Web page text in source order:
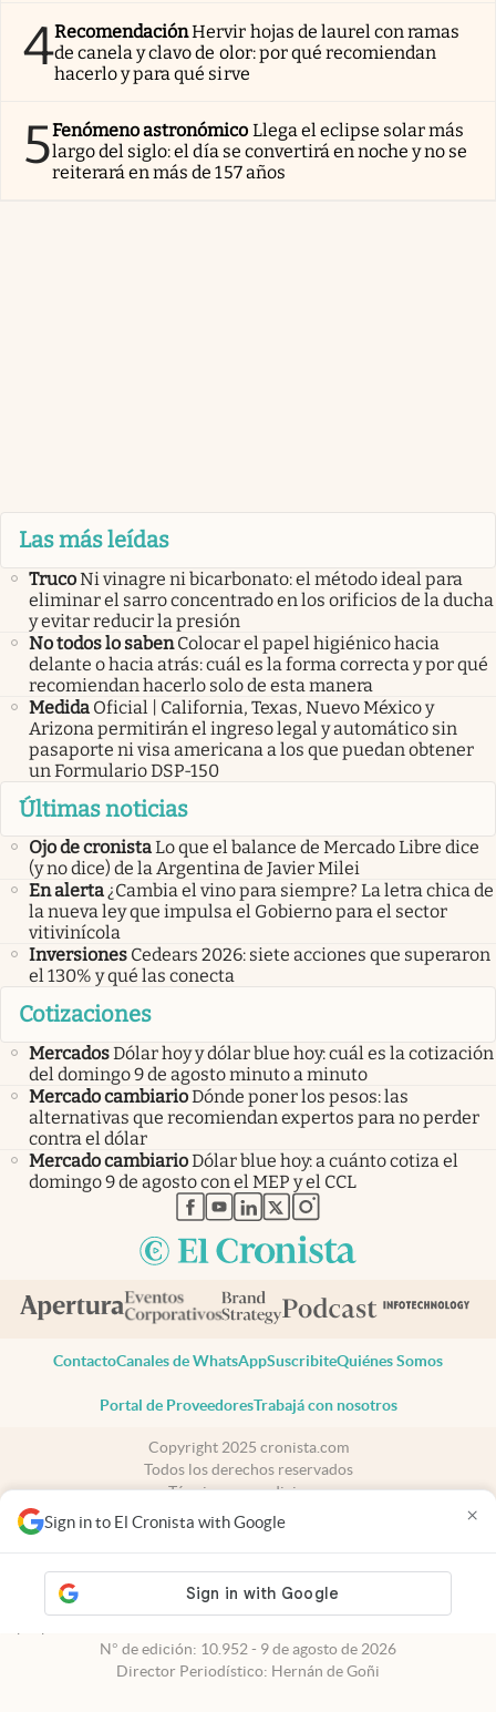
Sign in to El Cronista with Google ×
4RecomendaciónHervir hojas de laurel con ramas
de canela y clavo de olor: por qué recomiendan
hacerlo y para qué sirve
5Fenómeno astronómico Llega el eclipse solar más
largo del siglo: el día se convertirá en noche y no se
reiterará en más de 157 años
Las más leídas
TrucoNi vinagre ni bicarbonato: el método ideal para
eliminar el sarro concentrado en los orificios de la ducha
y evitar reducir la presión
No todos lo saben Colocar el papel higiénico hacia
delante o hacia atrás: cuál es la forma correcta y por qué
recomiendan hacerlo solo de esta manera
Medida Oficial | California, Texas, Nuevo México y
Arizona permitirán el ingreso legal y automático sin
pasaporte ni visa americana a los que puedan obtener
un Formulario DSP-150
Últimas noticias
Ojo de cronistaLo que el balance de Mercado Libre dice
(y no dice) de la Argentina de Javier Milei
En alerta¿Cambia el vino para siempre? La letra chica de
la nueva ley que impulsa el Gobierno para el sector
vitivinícola
Inversiones Cedears 2026: siete acciones que superaron
el 130% y qué las conecta
Cotizaciones
MercadosDólar hoy y dólar blue hoy: cuál es la cotización
del domingo 9 de agosto minuto a minuto
Mercado cambiarioDónde poner los pesos: las
alternativas que recomiendan expertos para no perder
contra el dólar
Mercado cambiarioDólar blue hoy: a cuánto cotiza el
domingo 9 de agosto con el MEP y el CCL
abre en nueva pestaña
abre en nueva pestaña
abre en nueva pestaña
abre en nueva pestaña
abre en nueva pestaña
ContactoCanales de WhatsAppSuscribiteQuiénes Somos
Portal de ProveedoresTrabajá con nosotros
Copyright 2025 cronista.com
Todos los derechos reservados
Términos y condiciones
Privacidad
Consentimiento
cronista.com
es propiedad de El Cronista Comercial S.A Registro de
N° de edición: 10.952 - 9 de agosto de 2026
Director Periodístico: Hernán de Goñi